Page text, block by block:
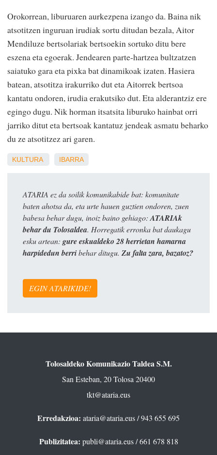
Orokorrean, liburuaren aurkezpena izango da. Baina nik
atsotitzen inguruan irudiak sortu ditudan bezala, Aitor
Mendiluze bertsolariak bertsoekin sortuko ditu bere
eszena eta egoerak. Jendearen parte-hartzea bultzatzen
saiatuko gara eta pixka bat dinamikoak izaten. Hasiera
batean, atsotitza irakurriko dut eta Aitorrek bertsoa
kantatu ondoren, irudia erakutsiko dut. Eta alderantziz ere
egingo dugu. Nik horman itsatsita liburuko hainbat orri
jarriko ditut eta bertsoak kantatuz jendeak asmatu beharko
du ze atsotitzez ari garen.
KULTURA IBARRA
ATARIA ez da soilik komunikabide bat: komunitate
baten ahotsa da, eta urte hauen guztien ondoren, zuen
babesa behar dugu, inoiz baino gehiago:ATARIAk
behar du Tolosaldea. Horregatik erronka bat daukagu
esku artean: gure eskualdeko 28 herrietan hamarna
harpidedun berribehar ditugu. Zu falta zara, bazatoz?
EGIN ATARIKIDE!
Tolosaldeko Komunikazio Taldea S.M.
San Esteban, 20 Tolosa 20400
tkt@ataria.eus
Erredakzioa: ataria@ataria.eus/ 943 655 695
Publizitatea: publi@ataria.eus/ 661 678 818